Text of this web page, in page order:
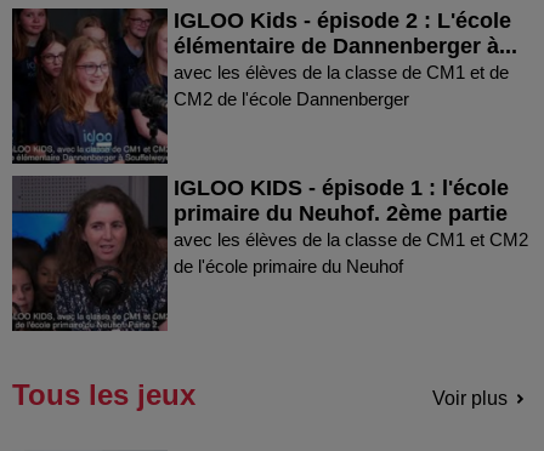
IGLOO Kids - épisode 2 : L'école
élémentaire de Dannenberger à...
avec les élèves de la classe de CM1 et de
CM2 de l'école Dannenberger
IGLOO KIDS - épisode 1 : l'école
primaire du Neuhof. 2ème partie
avec les élèves de la classe de CM1 et CM2
de l'école primaire du Neuhof
Tous les jeux Voir plus